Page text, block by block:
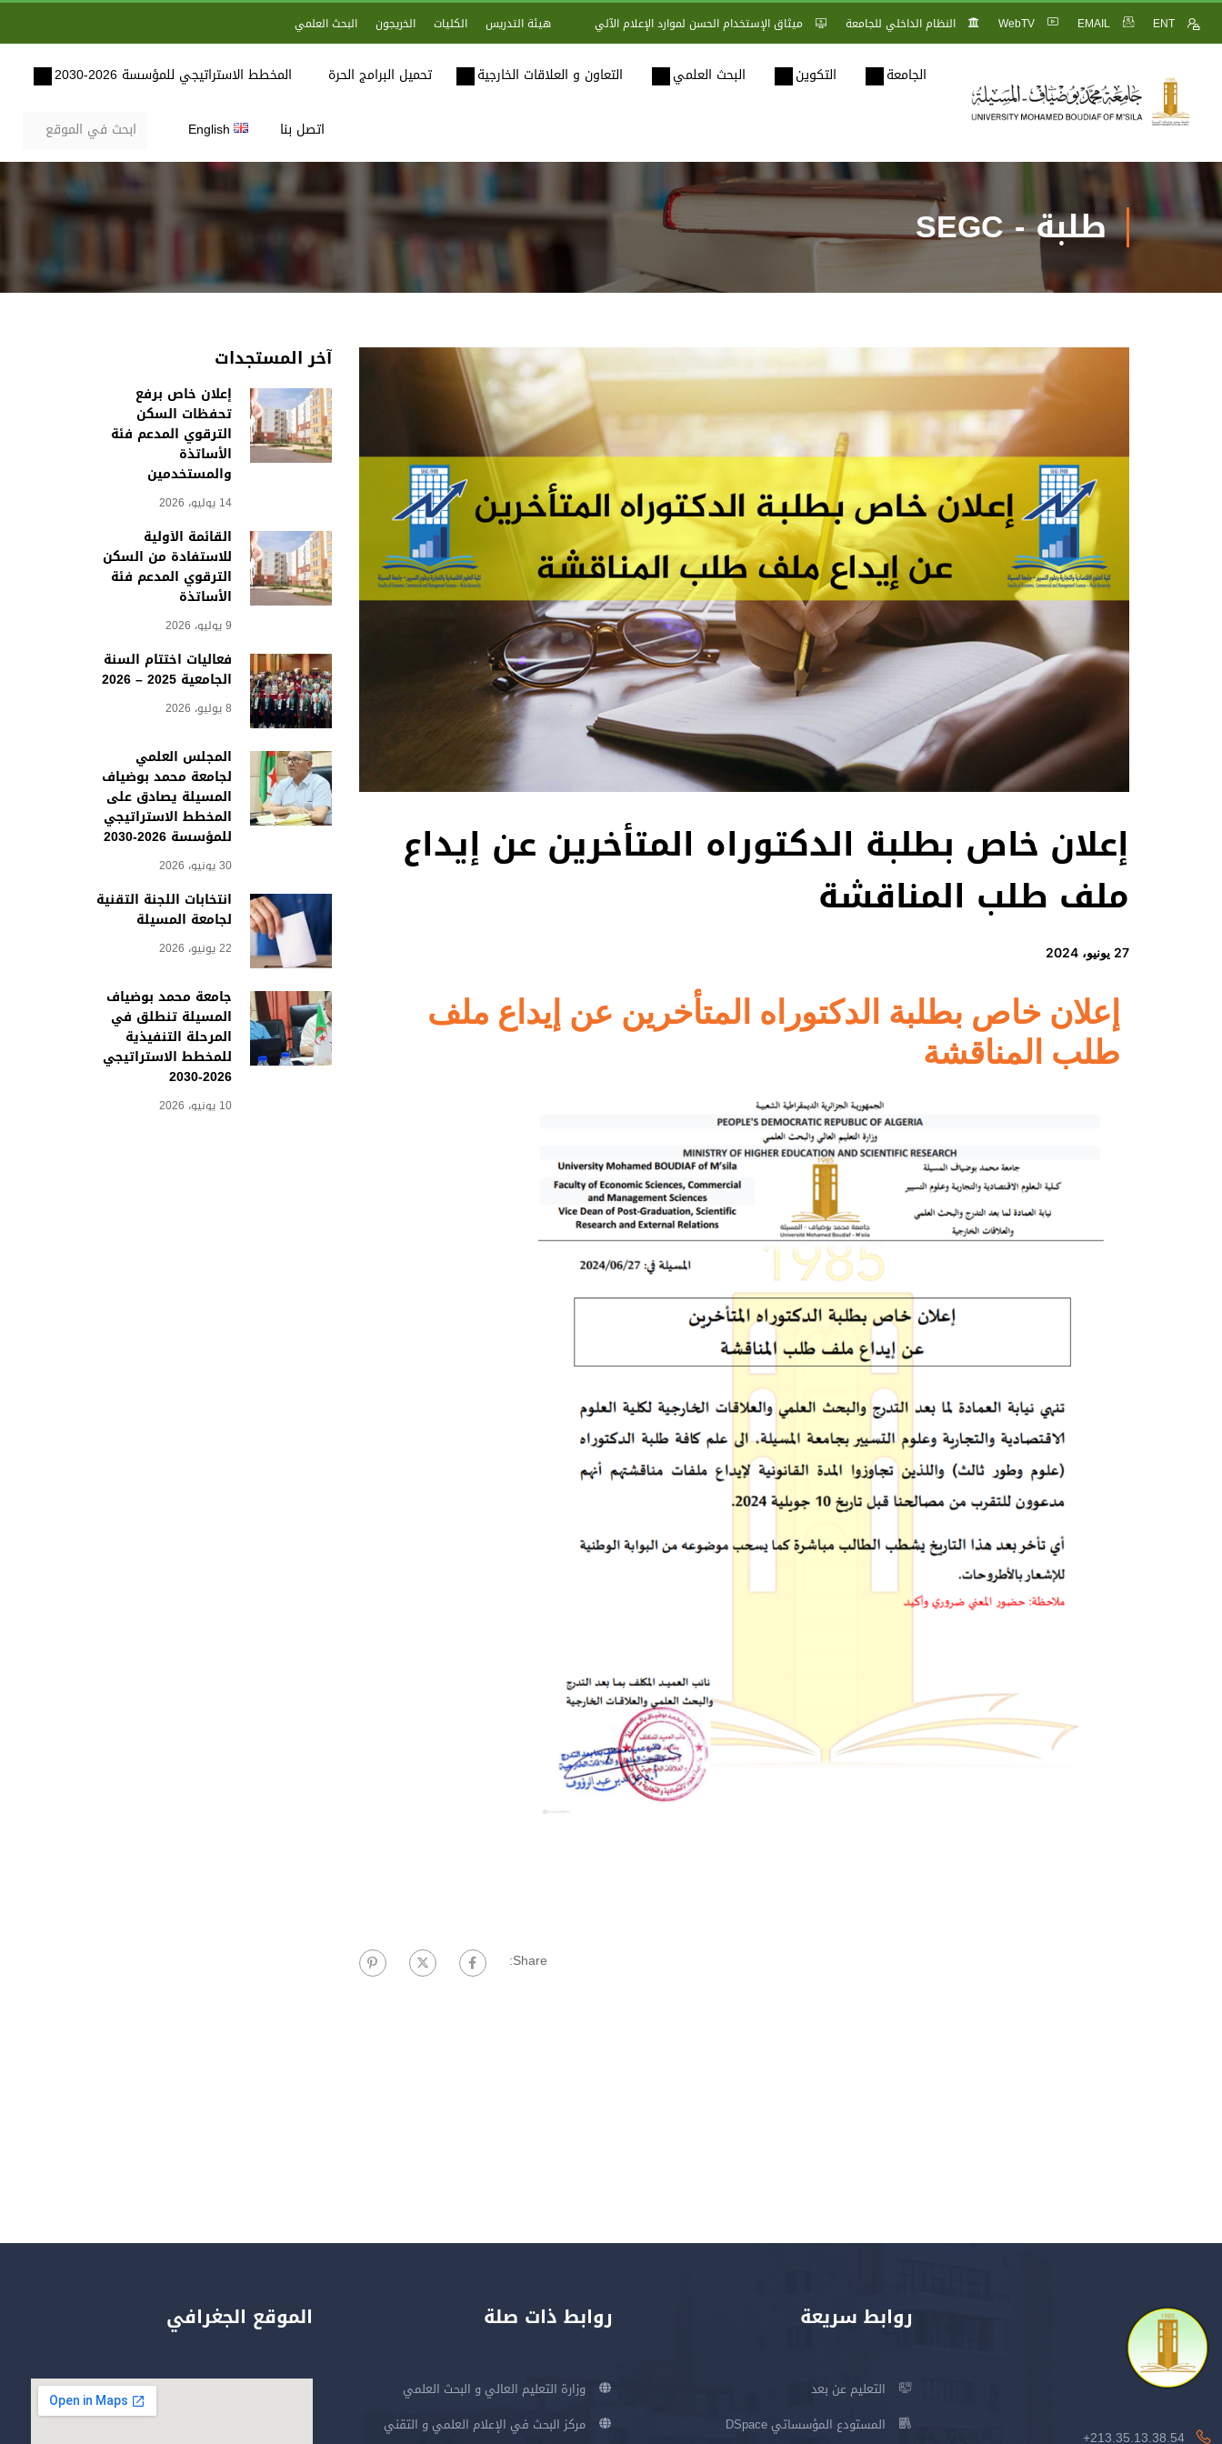
ENT
EMAIL
WebTV النظام الداخلي للجامعة ميثاق الإستخدام الحسن لموارد الإعلام الآلي هيئة التدريس الكليات الخريجون البحث العلمي
الجامعة التكوين البحث العلمي التعاون و العلاقات الخارجية تحميل البرامج الحرة المخطط الاستراتيجي للمؤسسة 2026-2030
اتصل بنا English
طلبة - SEGC
إعلان خاص بطلبة الدكتوراه المتأخرين عن إيداع
ملف طلب المناقشة
27 يونيو، 2024
إعلان خاص بطلبة الدكتوراه المتأخرين عن إيداع ملف
طلب المناقشة
Share:
آخر المستجدات
إعلان خاص برفع
تحفظات السكن
الترقوي المدعم فئة
الأساتذة
والمستخدمين
14 يوليو، 2026
القائمة الأولية
للاستفادة من السكن
الترقوي المدعم فئة
الأساتذة
9 يوليو، 2026
فعاليات اختتام السنة
الجامعية 2025 – 2026
8 يوليو، 2026
المجلس العلمي
لجامعة محمد بوضياف
المسيلة يصادق على
المخطط الاستراتيجي
للمؤسسة 2026-2030
30 يونيو، 2026
انتخابات اللجنة التقنية
لجامعة المسيلة
22 يونيو، 2026
جامعة محمد بوضياف
المسيلة تنطلق في
المرحلة التنفيذية
للمخطط الاستراتيجي
2026-2030
10 يونيو، 2026
213.35.13.38.54+
روابط سريعة
التعليم عن بعد
المستودع المؤسساتي DSpace
روابط ذات صلة
وزارة التعليم العالي و البحث العلمي
مركز البحث في الإعلام العلمي و التقني
الموقع الجغرافي